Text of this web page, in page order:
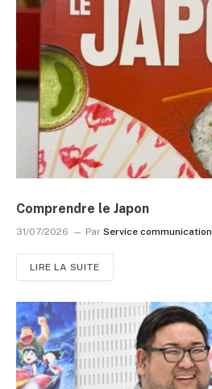
Comprendre le Japon
31/07/2026 Par Service communication
LIRE LA SUITE